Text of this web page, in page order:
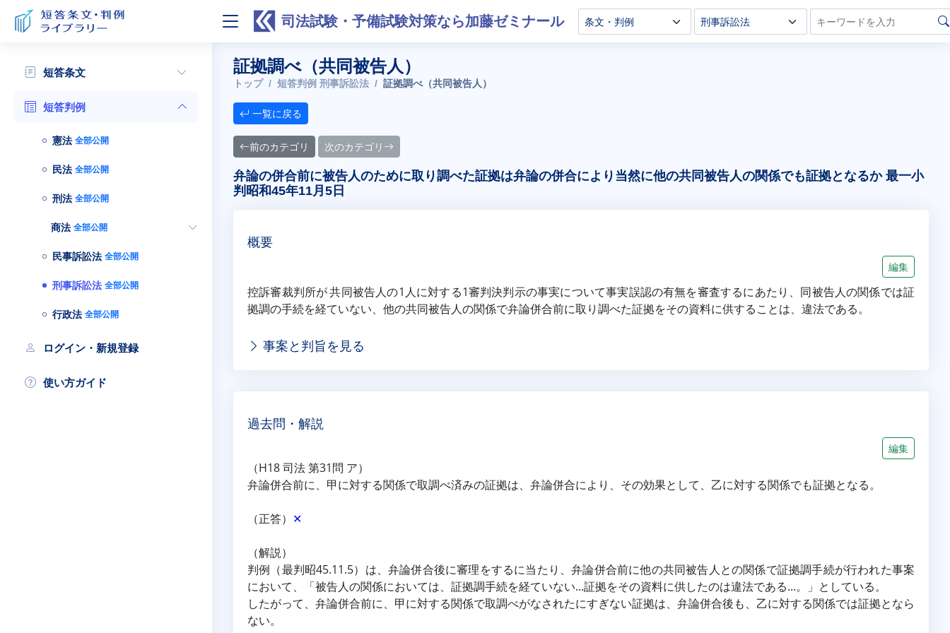
司法試験・予備試験対策なら加藤ゼミナール
短答条文
短答判例
憲法 全部公開
民法 全部公開
刑法 全部公開
商法 全部公開
民事訴訟法 全部公開
刑事訴訟法 全部公開
行政法 全部公開
ログイン・新規登録
使い方ガイド
証拠調べ（共同被告人）
トップ 短答判例 刑事訴訟法 証拠調べ（共同被告人）
一覧に戻る
前のカテゴリ 次のカテゴリ
弁論の併合前に被告人のために取り調べた証拠は弁論の併合により当然に他の共同被告人の関係でも証拠となるか 最一小
判昭和45年11月5日
概要
編集
控訴審裁判所が 共同被告人の1人に対する1審判決判示の事実について事実誤認の有無を審査するにあたり、同被告人の関係では証
拠調の手続を経ていない、他の共同被告人の関係で弁論併合前に取り調べた証拠をその資料に供することは、違法である。
事案と判旨を見る
過去問・解説
編集
（H18 司法 第31問 ア）
弁論併合前に、甲に対する関係で取調べ済みの証拠は、弁論併合により、その効果として、乙に対する関係でも証拠となる。
（正答） ✕
（解説）
判例（最判昭45.11.5）は、弁論併合後に審理をするに当たり、弁論併合前に他の共同被告人との関係で証拠調手続が行われた事案
において、「被告人の関係においては、証拠調手続を経ていない...証拠をその資料に供したのは違法である...。」としている。
したがって、弁論併合前に、甲に対する関係で取調べがなされたにすぎない証拠は、弁論併合後も、乙に対する関係では証拠となら
ない。